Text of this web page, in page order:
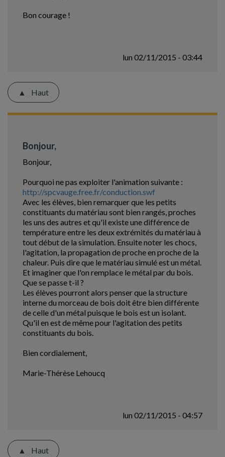
Bon courage !
lun 02/11/2015 - 03:44
Haut
Bonjour,
Bonjour,
Pourquoi ne pas exploiter l'animation suivante :
http://spcvauge.free.fr/conduction.swf
Avec les élèves, bien remarquer que les petits
constituants du matériau sont bien rangés, proches
les uns des autres et qu'il existe une différence de
température entre les deux extrémités du matériau à
tout début de la simulation. Ensuite noter les chocs,
l'agitation, la propagation de proche en proche de la
chaleur. Puis dire que le matériau simulé est un métal.
Et imaginer que l'on remplace le métal par du bois.
Que se passe t-il ?
Les élèves pourront alors penser que la structure
interne du morceau de bois doit être bien différente
de celle d'un métal puisque le bois est un isolant.
Qu'il en est de même pour l'agitation des petits
constituants du bois.
Bien cordialement,
Marie-Thérèse Lehoucq
lun 02/11/2015 - 04:57
Haut